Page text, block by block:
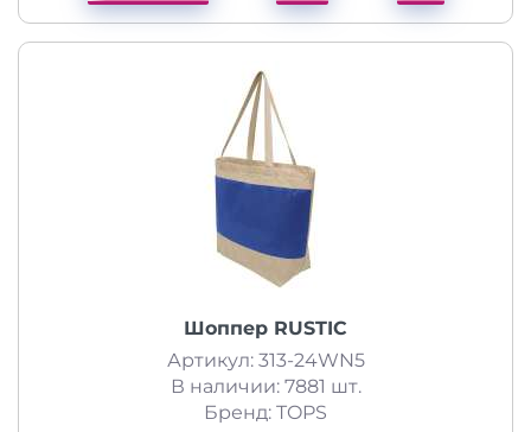
Шоппер RUSTIC
Артикул: 313-24WN5
В наличии: 7881 шт.
Бренд: TOPS